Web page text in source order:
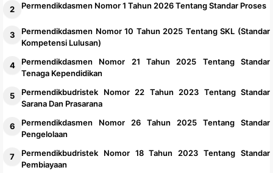
Permendikdasmen Nomor 1 Tahun 2026 Tentang Standar Proses
Permendikdasmen Nomor 10 Tahun 2025 Tentang SKL (Standar
Kompetensi Lulusan)
Permendikdasmen Nomor 21 Tahun 2025 Tentang Standar
Tenaga Kependidikan
Permendikbudristek Nomor 22 Tahun 2023 Tentang Standar
Sarana Dan Prasarana
Permendikdasmen Nomor 26 Tahun 2025 Tentang Standar
Pengelolaan
Permendikbudristek Nomor 18 Tahun 2023 Tentang Standar
Pembiayaan